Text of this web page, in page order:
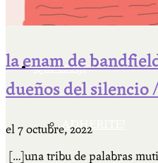
Ají Ediciones
Qué es Ají
ADHERITE!
la enam de
dueños del
el 7 octubre, 2022
[…]una tribu de palabras